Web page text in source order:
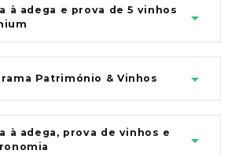
à adega e prova de 5 vinhos
Património & Vinhos
à adega, prova de vinhos e